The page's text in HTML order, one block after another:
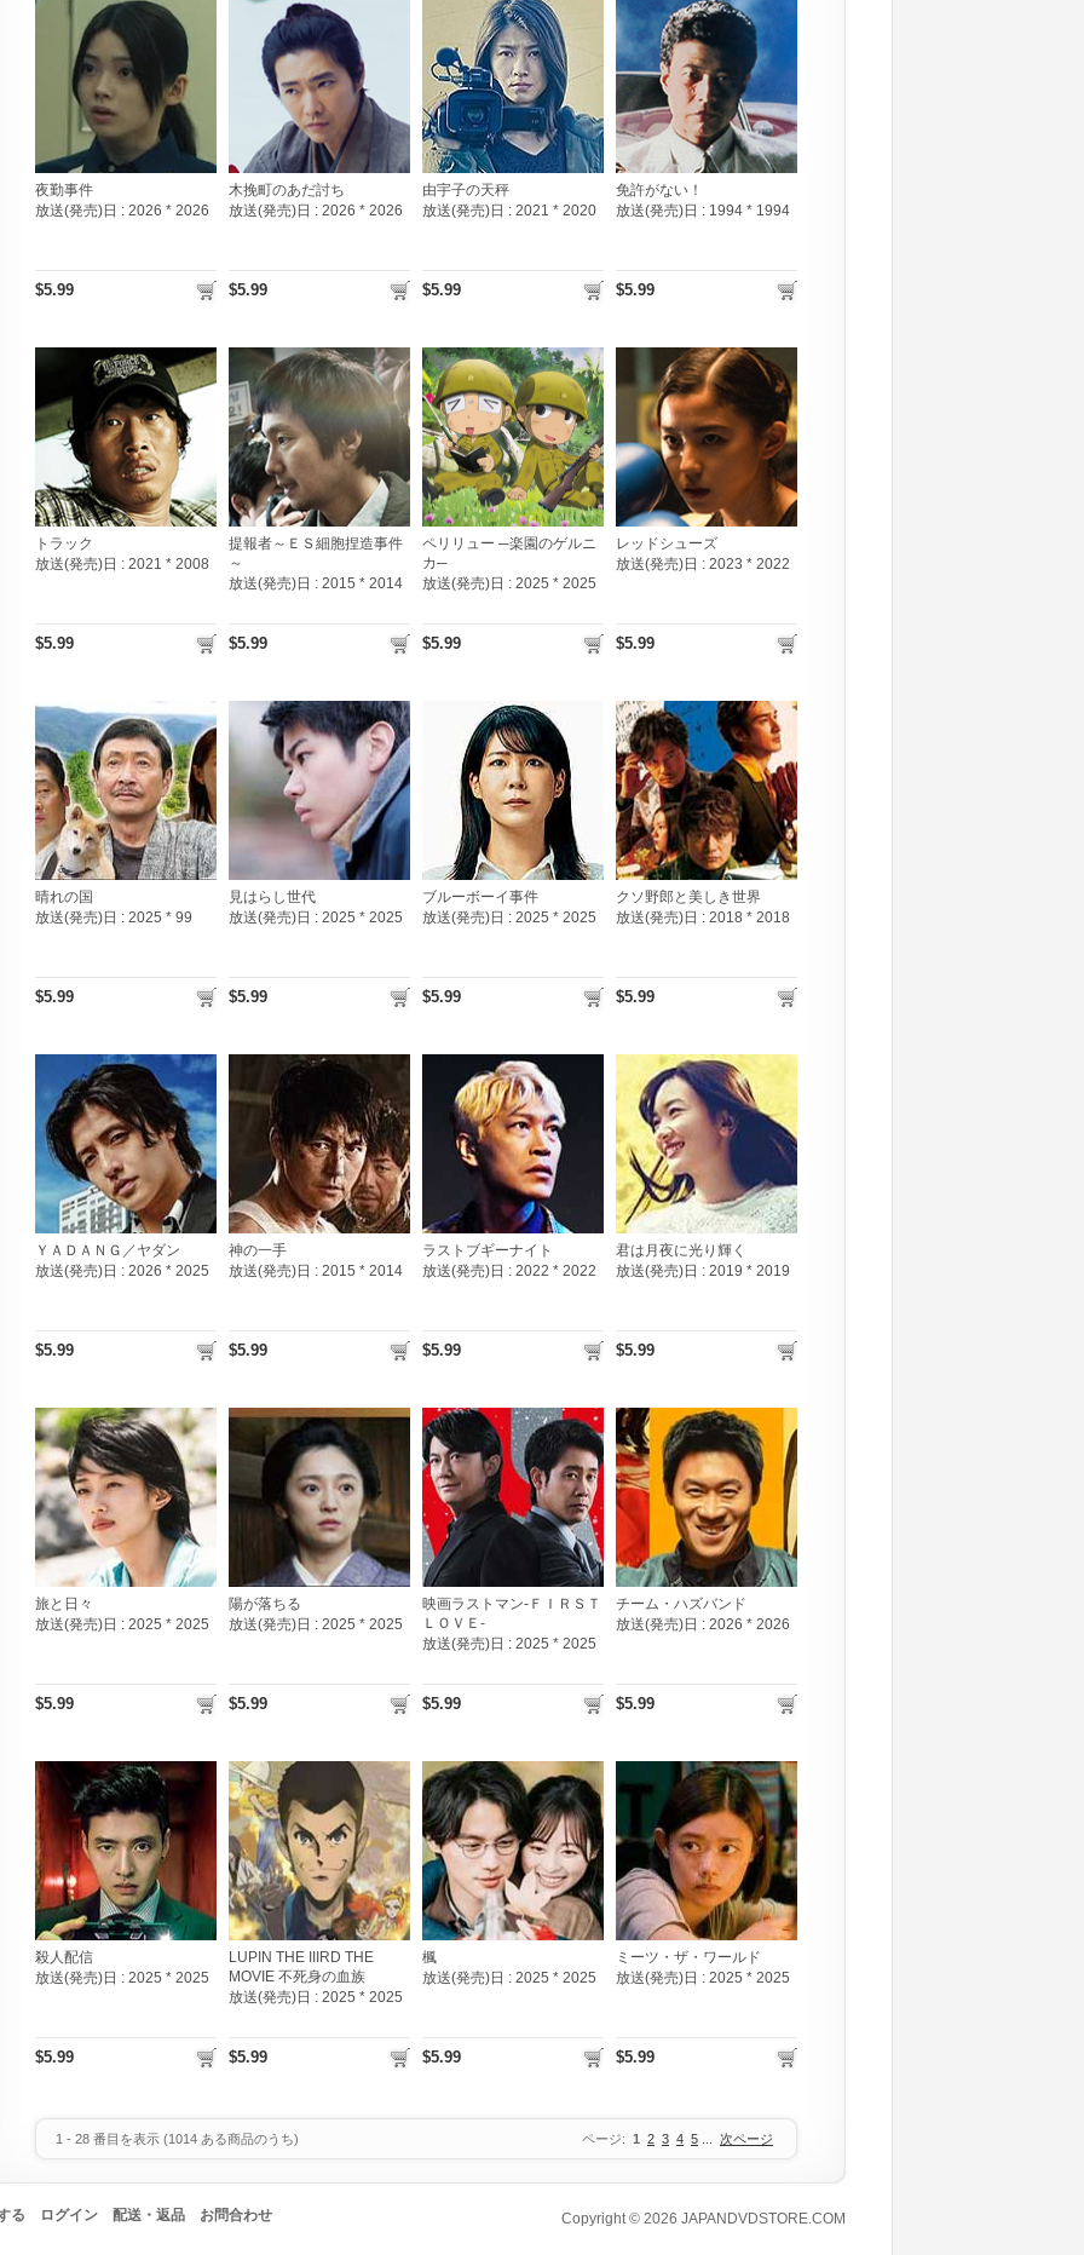
夜勤事件
放送(発売)日 : 2026 * 2026
$5.99
木挽町のあだ討ち
放送(発売)日 : 2026 * 2026
$5.99
由宇子の天秤
放送(発売)日 : 2021 * 2020
$5.99
免許がない！
放送(発売)日 : 1994 * 1994
$5.99
トラック
放送(発売)日 : 2021 * 2008
$5.99
提報者～ＥＳ細胞捏造事件
～
放送(発売)日 : 2015 * 2014
$5.99
ペリリュー ─楽園のゲルニ
カ─
放送(発売)日 : 2025 * 2025
$5.99
レッドシューズ
放送(発売)日 : 2023 * 2022
$5.99
晴れの国
放送(発売)日 : 2025 * 99
$5.99
見はらし世代
放送(発売)日 : 2025 * 2025
$5.99
ブルーボーイ事件
放送(発売)日 : 2025 * 2025
$5.99
クソ野郎と美しき世界
放送(発売)日 : 2018 * 2018
$5.99
ＹＡＤＡＮＧ／ヤダン
放送(発売)日 : 2026 * 2025
$5.99
神の一手
放送(発売)日 : 2015 * 2014
$5.99
ラストブギーナイト
放送(発売)日 : 2022 * 2022
$5.99
君は月夜に光り輝く
放送(発売)日 : 2019 * 2019
$5.99
旅と日々
放送(発売)日 : 2025 * 2025
$5.99
陽が落ちる
放送(発売)日 : 2025 * 2025
$5.99
映画ラストマン-ＦＩＲＳＴ
ＬＯＶＥ-
放送(発売)日 : 2025 * 2025
$5.99
チーム・ハズバンド
放送(発売)日 : 2026 * 2026
$5.99
殺人配信
放送(発売)日 : 2025 * 2025
$5.99
LUPIN THE IIIRD THE
MOVIE 不死身の血族
放送(発売)日 : 2025 * 2025
$5.99
楓
放送(発売)日 : 2025 * 2025
$5.99
ミーツ・ザ・ワールド
放送(発売)日 : 2025 * 2025
$5.99
1 - 28 番目を表示 (1014 ある商品のうち) ページ: 1 2 3 4 5 次ページ
る ログイン 配送・返品 お問合わせ Copyright © 2026 JAPANDVDSTORE.COM